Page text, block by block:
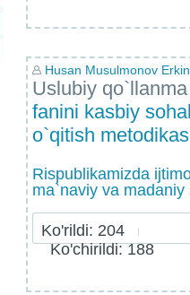
Husan Musulmonov
Uslubiy qo`llanma
fanini kasbiy
o`qitish
Rispublikamizda
ma`naviy va madaniy
Ko'rildi: 204
Ko'chirildi: 188